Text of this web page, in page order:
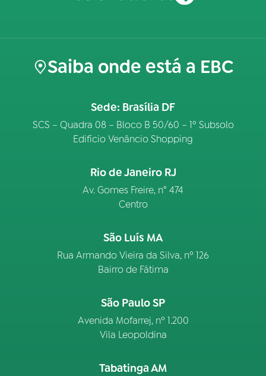
Saiba onde está a EBC
Sede: Brasília DF
SCS – Quadra 08 – Bloco B 50/60 – 1º Subsolo
Edifício Venâncio Shopping
Rio de Janeiro RJ
Av. Gomes Freire, n° 474
Centro
São Luís MA
Rua Armando Vieira da Silva, nº 126
Bairro de Fátima
São Paulo SP
Avenida Mofarrej, nº 1.200
Vila Leopoldina
Tabatinga AM